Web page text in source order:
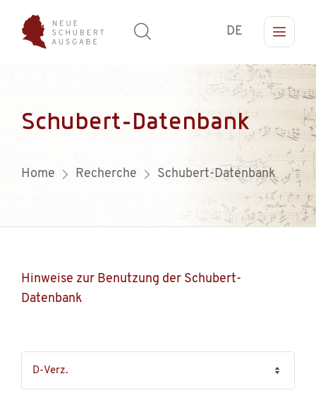
DE
Schubert-Datenbank
Home Recherche Schubert-Datenbank
Hinweise zur Benutzung der Schubert-
Datenbank